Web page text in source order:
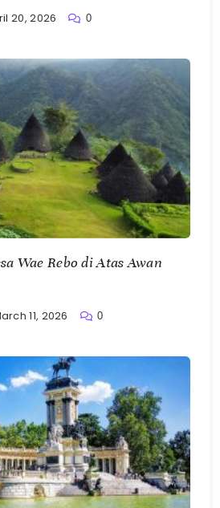
20, 2026 0
Wae Rebo di Atas Awan
11, 2026 0